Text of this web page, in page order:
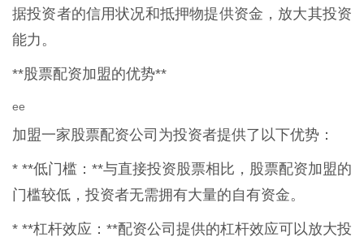
据投资者的信用状况和抵押物提供资金，放大其投资
能力。
**股票配资加盟的优势**
ee
加盟一家股票配资公司为投资者提供了以下优势：
* **低门槛：**与直接投资股票相比，股票配资加盟的
门槛较低，投资者无需拥有大量的自有资金。
* **杠杆效应：**配资公司提供的杠杆效应可以放大投